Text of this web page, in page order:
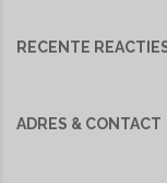
RECENTE
ADRES & CONTACT